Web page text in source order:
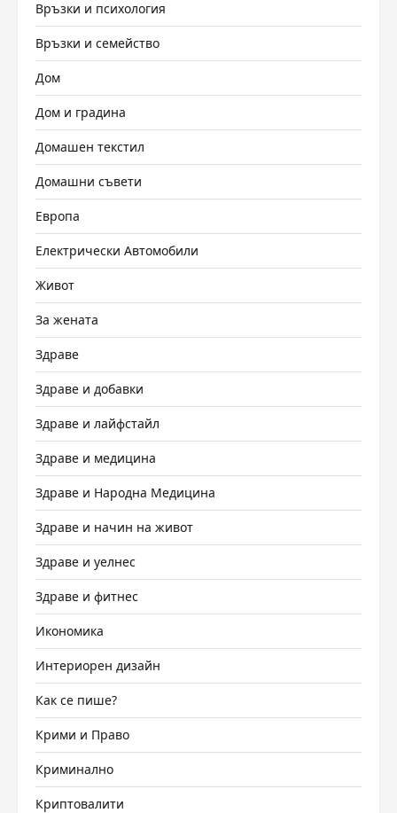
Връзки и психология
Връзки и семейство
Дом
Дом и градина
Домашен текстил
Домашни съвети
Европа
Електрически Автомобили
Живот
За жената
Здраве
Здраве и добавки
Здраве и лайфстайл
Здраве и медицина
Здраве и Народна Медицина
Здраве и начин на живот
Здраве и уелнес
Здраве и фитнес
Икономика
Интериорен дизайн
Как се пише?
Крими и Право
Криминално
Криптовалити